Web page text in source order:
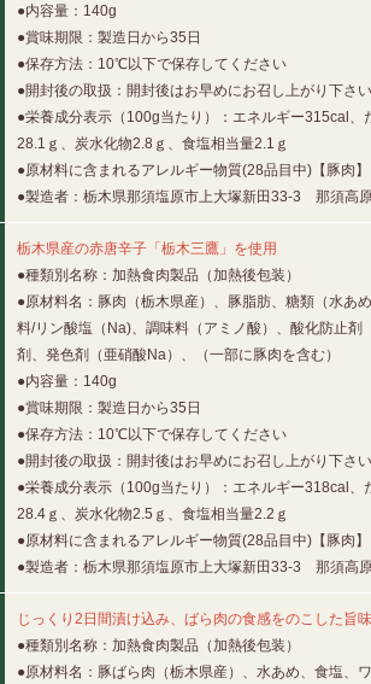
●内容量：140g
●賞味期限：製造日から35日
●保存方法：10℃以下で保存してください
●開封後の取扱：開封後はお早めにお召し上がり下さい
●栄養成分表示（100g当たり）：エネルギー315cal、
28.1ｇ、炭水化物2.8ｇ、食塩相当量2.1ｇ
●原材料に含まれるアレルギー物質(28品目中)【豚肉】
●製造者：栃木県那須塩原市上大塚新田33-3 那須高原
栃木県産の赤唐辛子「栃木三鷹」を使用
●種類別名称：加熱食肉製品（加熱後包装）
●原材料名：豚肉（栃木県産）、豚脂肪、糖類（水あ
料/リン酸塩（Na)、調味料（アミノ酸）、酸化防止剤
剤、発色剤（亜硝酸Na）、（一部に豚肉を含む）
●内容量：140g
●賞味期限：製造日から35日
●保存方法：10℃以下で保存してください
●開封後の取扱：開封後はお早めにお召し上がり下さい
●栄養成分表示（100g当たり）：エネルギー318cal、
28.4ｇ、炭水化物2.5ｇ、食塩相当量2.2ｇ
●原材料に含まれるアレルギー物質(28品目中)【豚肉】
●製造者：栃木県那須塩原市上大塚新田33-3 那須高原
じっくり2日間漬け込み、ばら肉の食感をのこした旨
●種類別名称：加熱食肉製品（加熱後包装）
●原材料名：豚ばら肉（栃木県産）、水あめ、食塩、